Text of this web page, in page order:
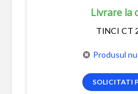
Livrare la
TINCI CT
Produsul
SOLICITATI